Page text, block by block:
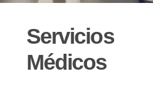
Servicios
Médicos